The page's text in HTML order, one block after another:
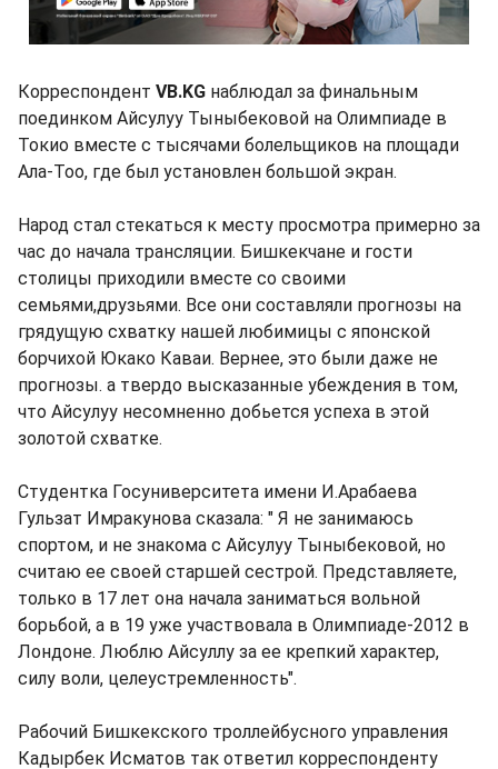
Корреспондент VB.KG наблюдал за финальным
поединком Айсулуу Тыныбековой на Олимпиаде в
Токио вместе с тысячами болельщиков на площади
Ала-Тоо, где был установлен большой экран.
Народ стал стекаться к месту просмотра примерно за
час до начала трансляции. Бишкекчане и гости
столицы приходили вместе со своими
семьями,друзьями. Все они составляли прогнозы на
грядущую схватку нашей любимицы с японской
борчихой Юкако Каваи. Вернее, это были даже не
прогнозы. а твердо высказанные убеждения в том,
что Айсулуу несомненно добьется успеха в этой
золотой схватке.
Студентка Госуниверситета имени И.Арабаева
Гульзат Имракунова сказала: " Я не занимаюсь
спортом, и не знакома с Айсулуу Тыныбековой, но
считаю ее своей старшей сестрой. Представляете,
только в 17 лет она начала заниматься вольной
борьбой, а в 19 уже участвовала в Олимпиаде-2012 в
Лондоне. Люблю Айсуллу за ее крепкий характер,
силу воли, целеустремленность".
Рабочий Бишкекского троллейбусного управления
Кадырбек Исматов так ответил корреспонденту